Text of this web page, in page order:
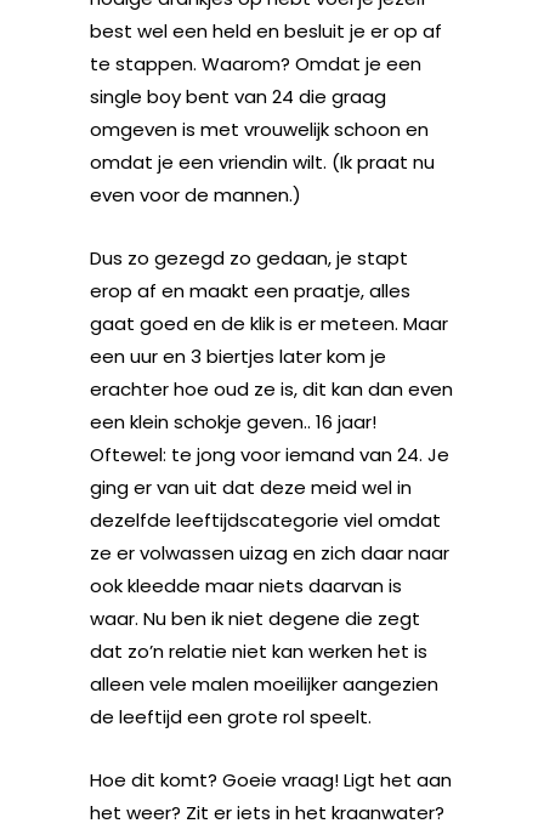
best wel een held en besluit je er op af
te stappen. Waarom? Omdat je een
single boy bent van 24 die graag
omgeven is met vrouwelijk schoon en
omdat je een vriendin wilt. (Ik praat nu
even voor de mannen.)
Dus zo gezegd zo gedaan, je stapt
erop af en maakt een praatje, alles
gaat goed en de klik is er meteen. Maar
een uur en 3 biertjes later kom je
erachter hoe oud ze is, dit kan dan even
een klein schokje geven.. 16 jaar!
Oftewel: te jong voor iemand van 24. Je
ging er van uit dat deze meid wel in
dezelfde leeftijdscategorie viel omdat
ze er volwassen uizag en zich daar naar
ook kleedde maar niets daarvan is
waar. Nu ben ik niet degene die zegt
dat zo’n relatie niet kan werken het is
alleen vele malen moeilijker aangezien
de leeftijd een grote rol speelt.
Hoe dit komt? Goeie vraag! Ligt het aan
het weer? Zit er iets in het kraanwater?